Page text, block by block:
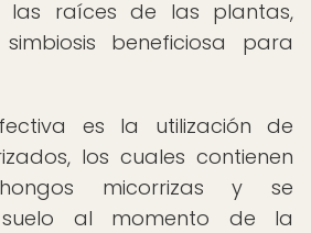
las raíces de las plantas,
beneficiosa para
es la utilización de
los cuales contienen
micorrizas y se
al momento de la